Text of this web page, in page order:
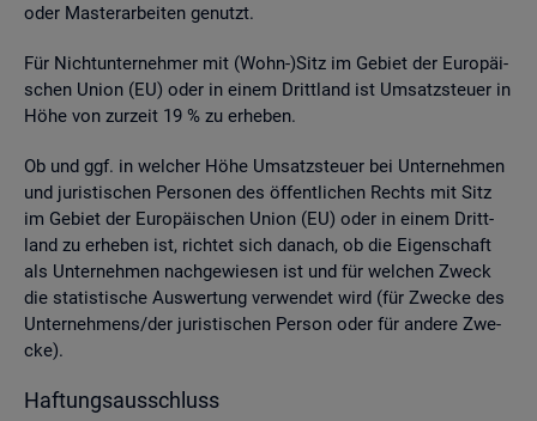
oder Mas­ter­ar­bei­ten ge­nutzt.
Für Nicht­un­ter­neh­mer mit (Wohn-)Sitz im Ge­biet der Eu­ro­päi­
schen Union (EU) oder in einem Dritt­land ist Um­satz­steu­er in
Höhe von zur­zeit 19 % zu er­he­ben.
Ob und ggf. in wel­cher Höhe Um­satz­steu­er bei Un­ter­neh­men
und ju­ris­ti­schen Per­so­nen des öf­fent­li­chen Rechts mit Sitz
im Ge­biet der Eu­ro­päi­schen Union (EU) oder in einem Dritt­
land zu er­he­ben ist, rich­tet sich da­nach, ob die Ei­gen­schaft
als Un­ter­neh­men nach­ge­wie­sen ist und für wel­chen Zweck
die sta­tis­ti­sche Aus­wer­tung ver­wen­det wird (für Zwe­cke des
Un­ter­neh­mens/der ju­ris­ti­schen Per­son oder für an­de­re Zwe­
cke).
Haf­tungs­aus­schluss